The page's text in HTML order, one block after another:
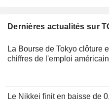
Dernières actualités sur
La Bourse de Tokyo clôture
chiffres de l'emploi
Le Nikkei finit en baisse de